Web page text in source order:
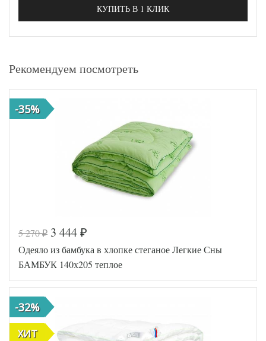
КУПИТЬ В 1 КЛИК
Рекомендуем посмотреть
-35%
5 270₽ 3 444 ₽
Одеяло из бамбука в хлопке стеганое Легкие Сны
БАМБУК 140х205 теплое
-32%
ХИТ
ХИТ